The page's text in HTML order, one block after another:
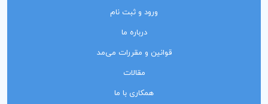
ورود و ثبت نام
درباره ما
قوانین و مقررات می‌مد
مقالات
همکاری با ما